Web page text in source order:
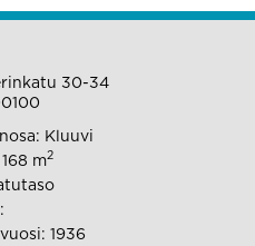
30-34
Kluuvi
m2
1936